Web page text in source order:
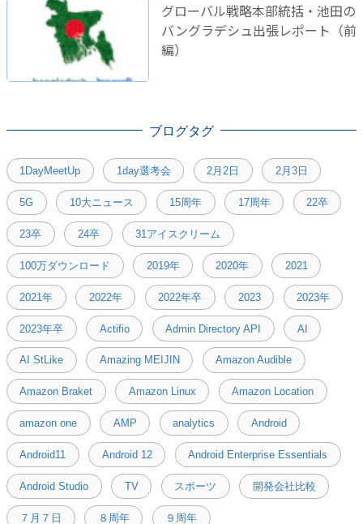
グローバル戦略本部統括・池田の
バングラデシュ出張レポート（前
編）
ブログタグ
1DayMeetUp 1day選考会 2月2日 2月3日
5G 10大ニュース 15周年 17周年 22卒
23卒 24卒 31アイスクリーム
100万ダウンロード 2019年 2020年 2021
2021年 2022年 2022年卒 2023 2023年
2023年卒 Actifio Admin Directory API AI
AI StLike Amazing MEIJIN Amazon Audible
Amazon Braket Amazon Linux Amazon Location
amazon one AMP analytics Android
Android11 Android 12 Android Enterprise Essentials
Android Studio TV スポーツ 開発会社比較
７月７日 ８周年 ９周年